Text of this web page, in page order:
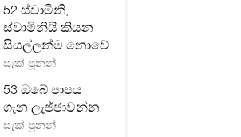
52 ස්වාමිනි,
ස්වාමිනියි කියන
සියල්ලන්ම නොවේ
සැක් පූනන්
53 ඔබේ පාපය
ගැන ලැජ්ජාවන්න
සැක් පූනන්